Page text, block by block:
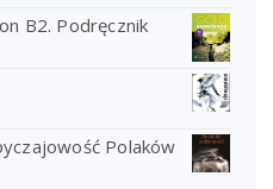
B2. Podręcznik
Polaków